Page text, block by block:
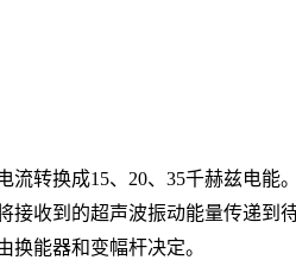
转换成15、20、35千赫兹电能
接收到的超声波振动能量传递
换能器和变幅杆决定。